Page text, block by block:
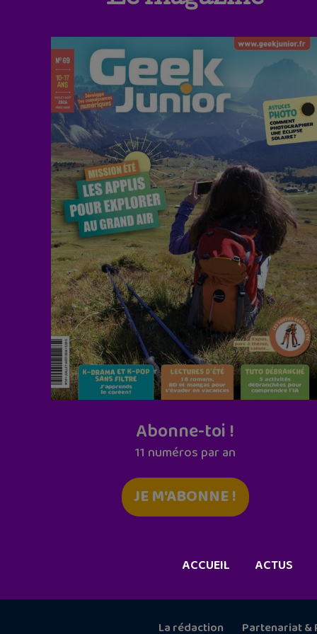
Abonne-toi !
11 numéros par an
JE M'ABONNE !
ACCUEIL ACTUS
La rédaction Partenariat &